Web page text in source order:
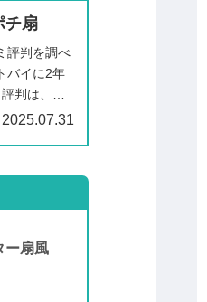
チ扇
評判を調べ
バイに2年
判は、
2025.07.31
ー扇風